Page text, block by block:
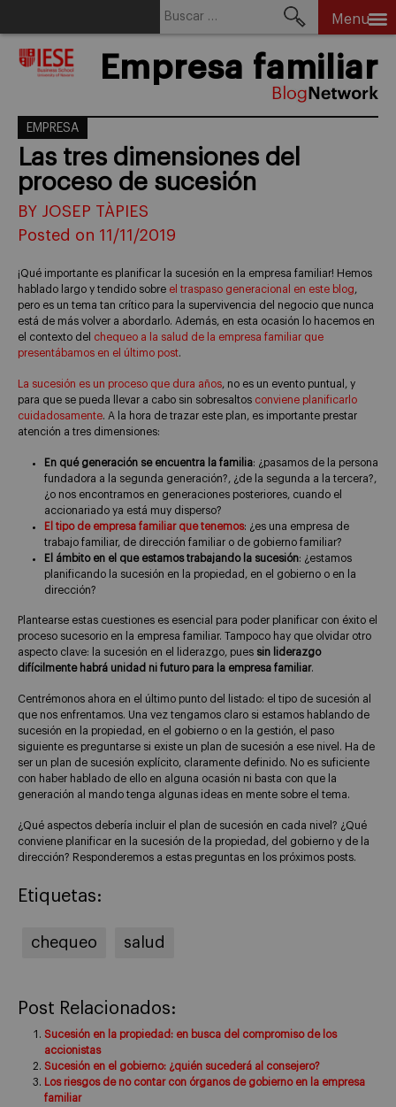
Menu
Empresa familiar
EMPRESA
Las tres dimensiones del
proceso de sucesión
BY JOSEP TÀPIES
Posted on 11/11/2019
¡Qué importante es planificar la sucesión en la empresa familiar! Hemos
hablado largo y tendido sobre el traspaso generacional en este blog,
pero es un tema tan crítico para la supervivencia del negocio que nunca
está de más volver a abordarlo. Además, en esta ocasión lo hacemos en
el contexto del chequeo a la salud de la empresa familiar que
presentábamos en el último post.
La sucesión es un proceso que dura años, no es un evento puntual, y
para que se pueda llevar a cabo sin sobresaltos conviene planificarlo
cuidadosamente. A la hora de trazar este plan, es importante prestar
atención a tres dimensiones:
En qué generación se encuentra la familia: ¿pasamos de la persona
fundadora a la segunda generación?, ¿de la segunda a la tercera?,
¿o nos encontramos en generaciones posteriores, cuando el
accionariado ya está muy disperso?
El tipo de empresa familiar que tenemos: ¿es una empresa de
trabajo familiar, de dirección familiar o de gobierno familiar?
El ámbito en el que estamos trabajando la sucesión: ¿estamos
planificando la sucesión en la propiedad, en el gobierno o en la
dirección?
Plantearse estas cuestiones es esencial para poder planificar con éxito el
proceso sucesorio en la empresa familiar. Tampoco hay que olvidar otro
aspecto clave: la sucesión en el liderazgo, pues sin liderazgo
difícilmente habrá unidad ni futuro para la empresa familiar.
Centrémonos ahora en el último punto del listado: el tipo de sucesión al
que nos enfrentamos. Una vez tengamos claro si estamos hablando de
sucesión en la propiedad, en el gobierno o en la gestión, el paso
siguiente es preguntarse si existe un plan de sucesión a ese nivel. Ha de
ser un plan de sucesión explícito, claramente definido. No es suficiente
con haber hablado de ello en alguna ocasión ni basta con que la
generación al mando tenga algunas ideas en mente sobre el tema.
¿Qué aspectos debería incluir el plan de sucesión en cada nivel? ¿Qué
conviene planificar en la sucesión de la propiedad, del gobierno y de la
dirección? Responderemos a estas preguntas en los próximos posts.
Etiquetas:
chequeo salud
Post Relacionados:
Sucesión en la propiedad: en busca del compromiso de los
accionistas
Sucesión en el gobierno: ¿quién sucederá al consejero?
Los riesgos de no contar con órganos de gobierno en la empresa
familiar